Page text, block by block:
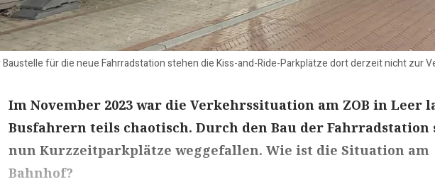
für die neue Fahrradstation stehen die Kiss-and-Ride-Parkplätze dort derzeit nicht zur
Im November 2023 war die Verkehrssituation am ZOB in Leer
Busfahrern teils chaotisch. Durch den Bau der Fahrradstation
nun Kurzzeitparkplätze weggefallen. Wie ist die Situation am
Bahnhof?